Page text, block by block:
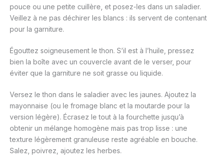
pouce ou une petite cuillère, et posez-les dans un saladier.
Veillez à ne pas déchirer les blancs : ils servent de contenant
pour la garniture.
Égouttez soigneusement le thon. S’il est à l’huile, pressez
bien la boîte avec un couvercle avant de le verser, pour
éviter que la garniture ne soit grasse ou liquide.
Versez le thon dans le saladier avec les jaunes. Ajoutez la
mayonnaise (ou le fromage blanc et la moutarde pour la
version légère). Écrasez le tout à la fourchette jusqu’à
obtenir un mélange homogène mais pas trop lisse : une
texture légèrement granuleuse reste agréable en bouche.
Salez, poivrez, ajoutez les herbes.